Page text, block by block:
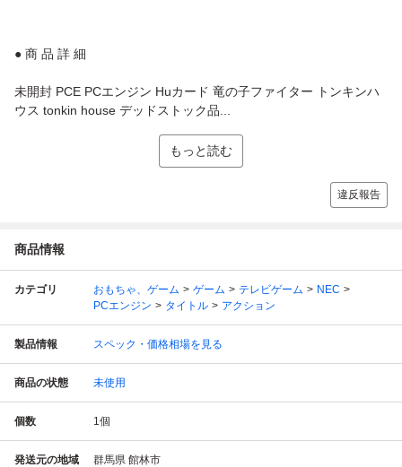
● 商 品 詳 細
未開封 PCE PCエンジン Huカード 竜の子ファイター トンキンハ
ウス tonkin house デッドストック品...
もっと読む
違反報告
商品情報
カテゴリ おもちゃ、ゲーム ゲーム テレビゲーム
NEC
PCエンジン
タイトル アクション
製品情報 スペック・価格相場を見る
商品の状態 未使用
個数 1個
発送元の地域 群馬県 館林市